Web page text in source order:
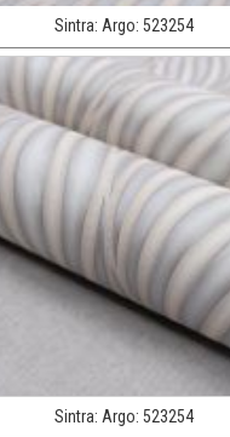
Sintra: Argo: 523254
Sintra: Argo: 523254